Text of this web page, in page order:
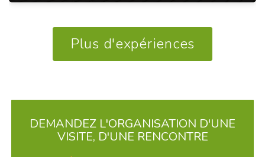
Plus d'expériences
DEMANDEZ L'ORGANISATION D'UNE
VISITE, D'UNE RENCONTRE